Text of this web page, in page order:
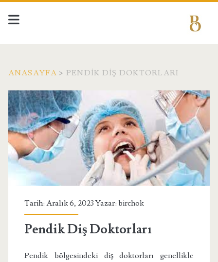
ANASAYFA > PENDIK DIŞ DOKTORLARI
Etiket:
<span>Pendik
Diş
Doktorları</span>
Tarih: Aralık 6, 2023 Yazar: birchok
Pendik Diş Doktorları
Pendik bölgesindeki diş doktorları genellikle